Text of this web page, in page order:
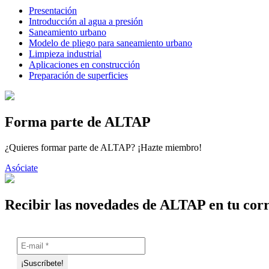
Presentación
Introducción al agua a presión
Saneamiento urbano
Modelo de pliego para saneamiento urbano
Limpieza industrial
Aplicaciones en construcción
Preparación de superficies
Forma parte de ALTAP
¿Quieres formar parte de ALTAP? ¡Hazte miembro!
Asóciate
Recibir las novedades de ALTAP en tu